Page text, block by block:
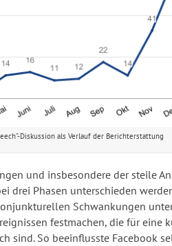
Diskussion als Verlauf der Berichterstattung
und insbesondere der steile
drei Phasen unterschieden
Schwankungen
festmachen, die für eine
sind. So beeinflusste Facebook